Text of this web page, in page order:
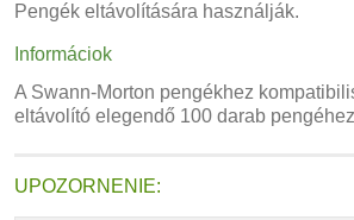
Pengék eltávolítására használják.
Informáciok
A Swann-Morton pengékhez
eltávolító elegendő 100 darab
UPOZORNENIE: